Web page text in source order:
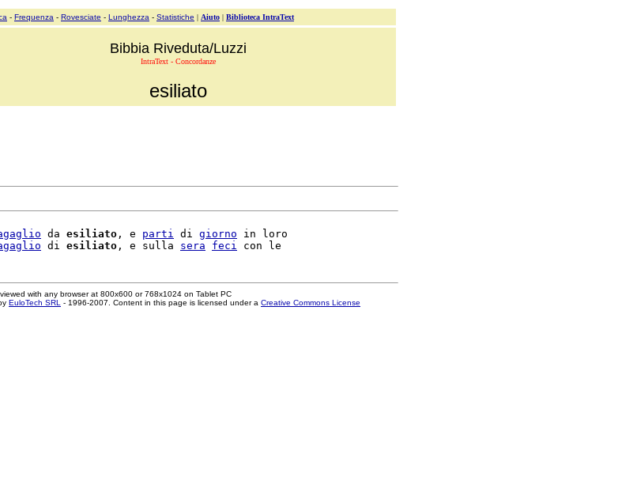
- Frequenza - Rovesciate - Lunghezza - Statistiche | Aiuto | Biblioteca IntraText
Bibbia Riveduta/Luzzi
IntraText - Concordanze
esiliato
da esiliato , e parti di giorno in loro
di esiliato , e sulla sera feci
with any browser at 800x600 or 768x1024 on Tablet PC
EuloTech SRL - 1996-2007. Content in this page is licensed under a Creative Commons License